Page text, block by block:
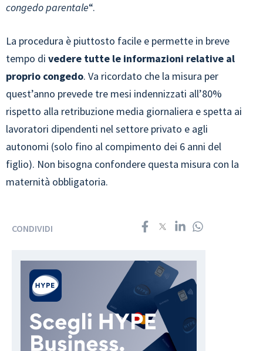
congedo parentale“.
La procedura è piuttosto facile e permette in breve
tempo di vedere tutte le informazioni relative al
proprio congedo. Va ricordato che la misura per
quest’anno prevede tre mesi indennizzati all’80%
rispetto alla retribuzione media giornaliera e spetta ai
lavoratori dipendenti nel settore privato e agli
autonomi (solo fino al compimento dei 6 anni del
figlio). Non bisogna confondere questa misura con la
maternità obbligatoria.
CONDIVIDI